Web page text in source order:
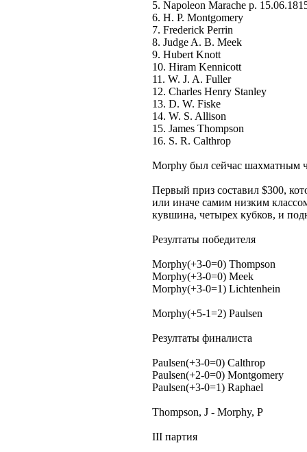
5. Napoleon Marache р.
6. H. P. Montgomery
7. Frederick Perrin
8. Judge A. B. Meek
9. Hubert Knott
10. Hiram Kennicott
11. W. J. A. Fuller
12. Charles Henry Stanley
13. D. W. Fiske
14. W. S. Allison
15. James Thompson
16. S. R. Calthrop
Morphy был сейчас
Первый приз составил $300,
или иначе самим низким
кувшина, четырех кубков, и
Резултаты победителя
Morphy(+3-0=0) Thompson
Morphy(+3-0=0) Meek
Morphy(+3-0=1) Lichtenhein
Morphy(+5-1=2) Paulsen
Резултаты финалиста
Paulsen(+3-0=0) Calthrop
Paulsen(+2-0=0) Montgomery
Paulsen(+3-0=1) Raphael
Thompson, J - Morphy, P
III партия